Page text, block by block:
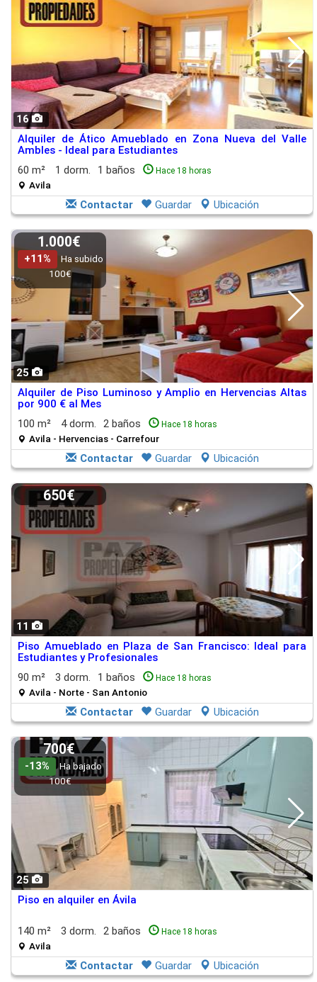
16
Alquiler de Ático Amueblado en Zona Nueva del Valle
Ambles - Ideal para Estudiantes
60 m²
1 dorm. 1 baños Hace 18 horas
Avila
Contactar Guardar Ubicación
25
1.000€
+11%
Ha subido
100€
Alquiler de Piso Luminoso y Amplio en Hervencias Altas
por 900 € al Mes
100 m²
4 dorm. 2 baños Hace 18 horas
Avila - Hervencias - Carrefour
Contactar Guardar Ubicación
11
650€
Piso Amueblado en Plaza de San Francisco: Ideal para
Estudiantes y Profesionales
90 m²
3 dorm. 1 baños Hace 18 horas
Avila - Norte - San Antonio
Contactar Guardar Ubicación
25
700€
-13%
Ha bajado
100€
Piso en alquiler en Ávila
140 m² 3 dorm. 2 baños Hace 18 horas
Avila
Contactar Guardar Ubicación